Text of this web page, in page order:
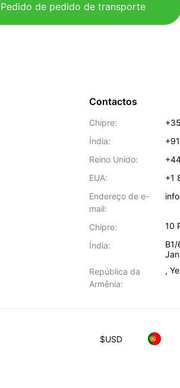
Pedido de pedido de transporte
Contactos
Chipre:
Índia:
Reino Unido:
EUA:
+1
Endereço de e-
mail:
Chipre: 10
Índia:
República da
Armênia:
,
$USD